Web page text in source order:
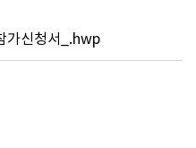
가신청서_.hwp